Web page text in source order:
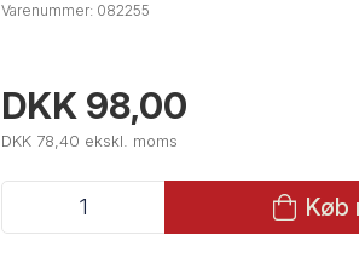
Varenummer: 082255
DKK 98,00
DKK 78,40 ekskl. moms
Køb